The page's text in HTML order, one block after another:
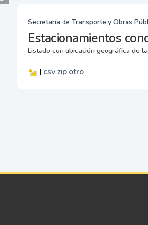
Secretaría de Transporte y Obras
Estacionamientos
Listado con ubicación geográfica de
| csvzip otro